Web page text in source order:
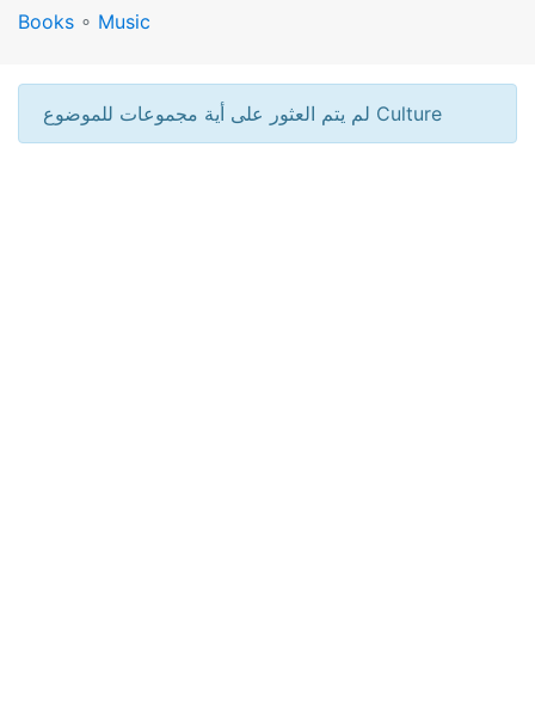
Books ∘ Music
لم يتم العثور على أية مجموعات للموضوع Culture